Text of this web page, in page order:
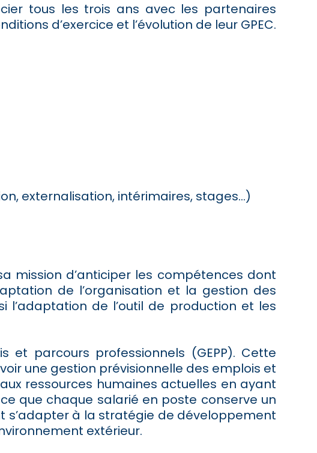
tous les trois ans avec les partenaires
d’exercice et l’évolution de leur GPEC.
externalisation, intérimaires, stages…)
mission d’anticiper les compétences dont
de l’organisation et la gestion des
de l’outil de production et les
parcours professionnels (GEPP). Cette
une gestion prévisionnelle des emplois et
ressources humaines actuelles en ayant
que chaque salarié en poste conserve un
s’adapter à la stratégie de développement
extérieur.